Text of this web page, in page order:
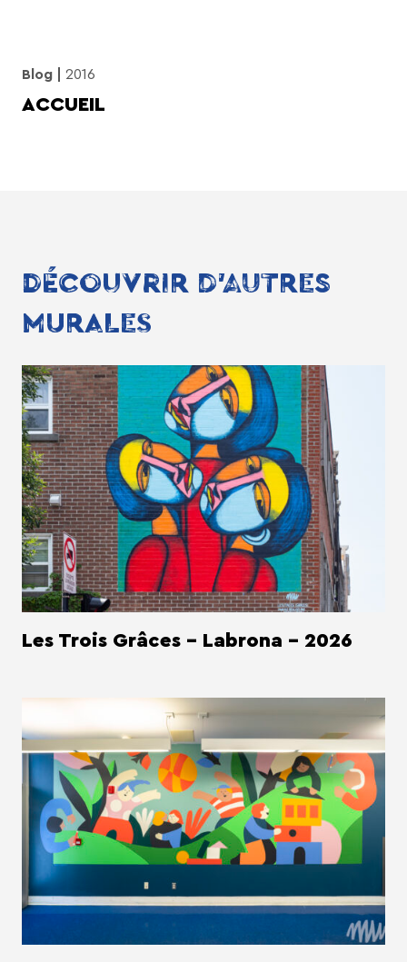
Blog 2016
ACCUEIL
DÉCOUVRIR D'AUTRES
MURALES
Les Trois Grâces - Labrona - 2026